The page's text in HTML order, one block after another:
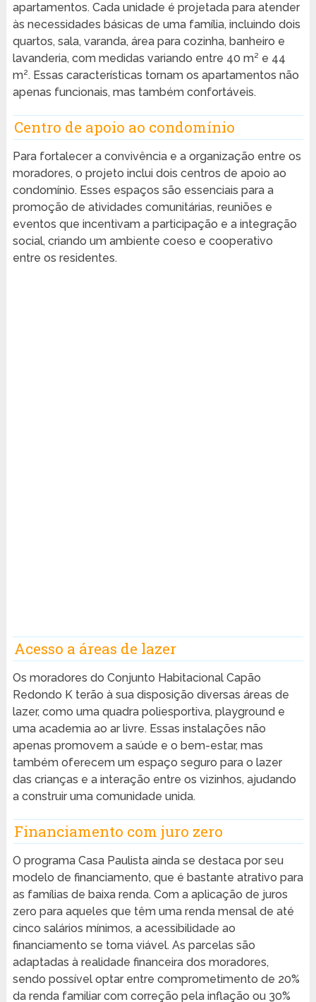
apartamentos. Cada unidade é projetada para atender
às necessidades básicas de uma família, incluindo dois
quartos, sala, varanda, área para cozinha, banheiro e
lavanderia, com medidas variando entre 40 m² e 44
m². Essas características tornam os apartamentos não
apenas funcionais, mas também confortáveis.
Centro de apoio ao condomínio
Para fortalecer a convivência e a organização entre os
moradores, o projeto inclui dois centros de apoio ao
condomínio. Esses espaços são essenciais para a
promoção de atividades comunitárias, reuniões e
eventos que incentivam a participação e a integração
social, criando um ambiente coeso e cooperativo
entre os residentes.
Acesso a áreas de lazer
Os moradores do Conjunto Habitacional Capão
Redondo K terão à sua disposição diversas áreas de
lazer, como uma quadra poliesportiva, playground e
uma academia ao ar livre. Essas instalações não
apenas promovem a saúde e o bem-estar, mas
também oferecem um espaço seguro para o lazer
das crianças e a interação entre os vizinhos, ajudando
a construir uma comunidade unida.
Financiamento com juro zero
O programa Casa Paulista ainda se destaca por seu
modelo de financiamento, que é bastante atrativo para
as famílias de baixa renda. Com a aplicação de juros
zero para aqueles que têm uma renda mensal de até
cinco salários mínimos, a acessibilidade ao
financiamento se torna viável. As parcelas são
adaptadas à realidade financeira dos moradores,
sendo possível optar entre comprometimento de 20%
da renda familiar com correção pela inflação ou 30%